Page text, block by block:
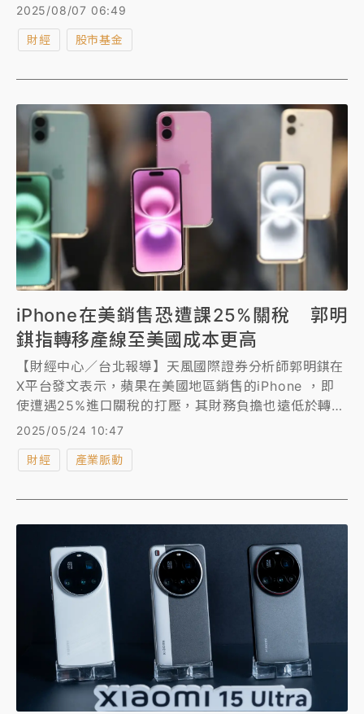
股，4大指數僅費半下跌。 美超微（Super Micro）財
跌0.47%。 不過，川普今早在白宮與蘋果執行長庫克
「在美國境內建設的任何公司，無需繳納」。而台積電
正在擴大投資興建亞利桑那廠，其ADR於盤後交易大漲
3%。
2025/08/07 06:49
財經 股市基金
iPhone在美銷售恐遭課25%關稅 郭明
錤指轉移產線至美國成本更高
【財經中心／台北報導】天風國際證券分析師郭明錤在
X平台發文表示，蘋果在美國地區銷售的iPhone ，即
使遭遇25%進口關稅的打壓，其財務負擔也遠低於轉移
組裝生產線至美國的成本。
2025/05/24 10:47
財經 產業脈動